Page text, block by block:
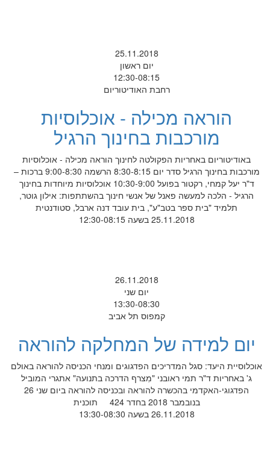
25.11.2018
יום ראשון
12:30-08:15
רחבת האודיטוריום
הוראה מכילה - אוכלוסיות
מורכבות בחינוך הרגיל
באודיטוריום באחריות הפקולטה לחינוך הוראה מכילה - אוכלוסיות
מורכבות בחינוך הרגיל סדר יום 8:30-8:15 הרשמה 9:00-8:30 ברכות –
ד"ר יעל קמחי, רקטור בפועל 10:30-9:00 אוכלוסיות מיוחדות בחינוך
הרגיל - הלכה למעשה פאנל של אנשי חינוך בהשתתפות: אילון גוטר,
תלמיד "בית ספר בטב"ע", בית עובד דנה ארבל, סטודנטית
25.11.2018 בשעה 12:30-08:15
26.11.2018
יום שני
13:30-08:30
קמפוס תל אביב
יום למידה של המחלקה להוראה
אוכלוסיית היעד: סגל המדריכים הפדגוגים ומנחי הכניסה להוראה באולם
ג' באחריות ד"ר תמי ראובני "מִצרף הדרכה בתנועה" אתגרי המוביל
הפדגוגי-האקדמי בהכשרה להוראה ובכניסה להוראה ביום שני 26
בנובמבר 2018 בחדר 424 תוכנית
26.11.2018 בשעה 13:30-08:30